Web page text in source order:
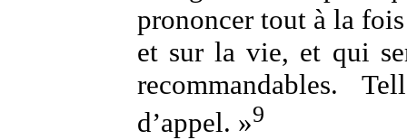
prononcer tout à la
et sur la vie, et qui
recommandables.
d’appel. »9